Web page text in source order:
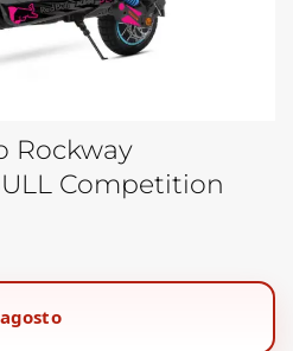
Rockway
Competition